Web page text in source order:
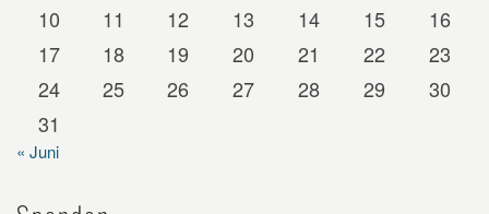
10
11 12 13 14 15
16
17
18 19 20 21 22
23
24
25 26 27 28 29
30
31
« Juni